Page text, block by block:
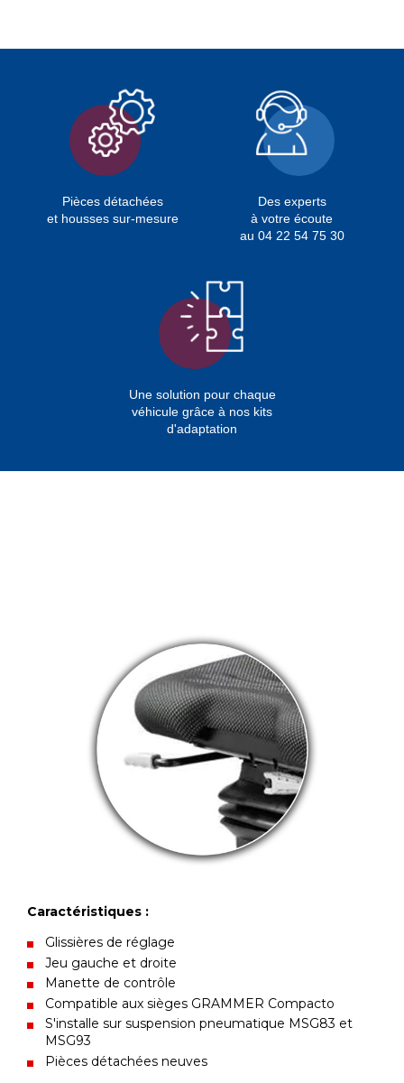
Pièces détachées
et housses sur-mesure
Des experts
à votre écoute
au 04 22 54 75 30
Une solution pour chaque
véhicule grâce à nos kits
d'adaptation
Caractéristiques :
Glissières de réglage
Jeu gauche et droite
Manette de contrôle
Compatible aux sièges GRAMMER Compacto
S'installe sur suspension pneumatique MSG83 et
MSG93
Pièces détachées neuves